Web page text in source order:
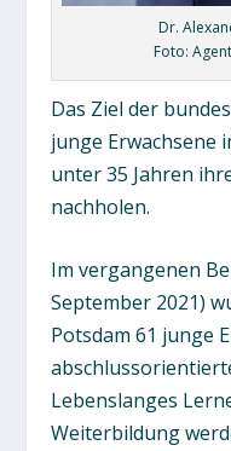
Dr.
Foto:
Das Ziel der
junge Erwachsene
unter 35 Jahren
nachholen.
Im vergangenen
September 2021)
Potsdam 61 junge
Lebenslanges
Weiterbildung